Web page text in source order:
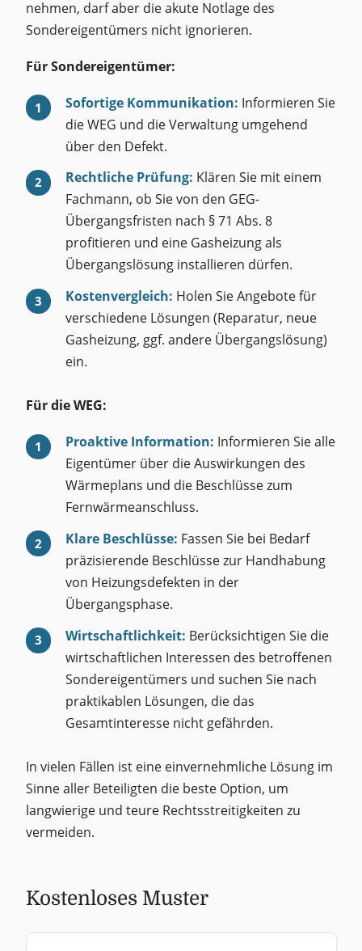
nehmen, darf aber die akute Notlage des
Sondereigentümers nicht ignorieren.
Für Sondereigentümer:
Sofortige Kommunikation: Informieren Sie
die WEG und die Verwaltung umgehend
über den Defekt.
Rechtliche Prüfung: Klären Sie mit einem
Fachmann, ob Sie von den GEG-
Übergangsfristen nach § 71 Abs. 8
profitieren und eine Gasheizung als
Übergangslösung installieren dürfen.
Kostenvergleich: Holen Sie Angebote für
verschiedene Lösungen (Reparatur, neue
Gasheizung, ggf. andere Übergangslösung)
ein.
Für die WEG:
Proaktive Information: Informieren Sie alle
Eigentümer über die Auswirkungen des
Wärmeplans und die Beschlüsse zum
Fernwärmeanschluss.
Klare Beschlüsse: Fassen Sie bei Bedarf
präzisierende Beschlüsse zur Handhabung
von Heizungsdefekten in der
Übergangsphase.
Wirtschaftlichkeit: Berücksichtigen Sie die
wirtschaftlichen Interessen des betroffenen
Sondereigentümers und suchen Sie nach
praktikablen Lösungen, die das
Gesamtinteresse nicht gefährden.
In vielen Fällen ist eine einvernehmliche Lösung im
Sinne aller Beteiligten die beste Option, um
langwierige und teure Rechtsstreitigkeiten zu
vermeiden.
Kostenloses Muster